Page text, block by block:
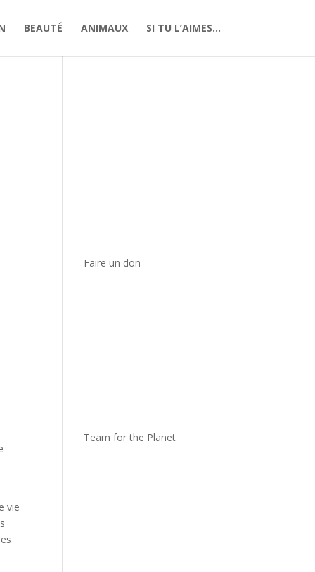
BEAUTÉ ANIMAUX SI TU L’AIMES…
vie
Faire un don
Team for the Planet